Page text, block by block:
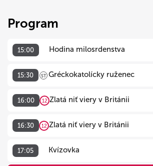
Program
15:00 Hodina milosrdenstva
15:30 ST Gréckokatolícky ruženec
16:00 12 Zlatá niť viery v Británii
16:30 12 Zlatá niť viery v Británii
17:05 Kvízovka